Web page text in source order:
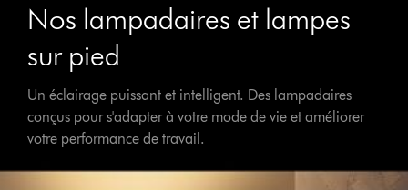
Nos lampadaires et lampes
sur pied
Un éclairage puissant et intelligent. Des lampadaires
conçus pour s'adapter à votre mode de vie et améliorer
votre performance de travail.